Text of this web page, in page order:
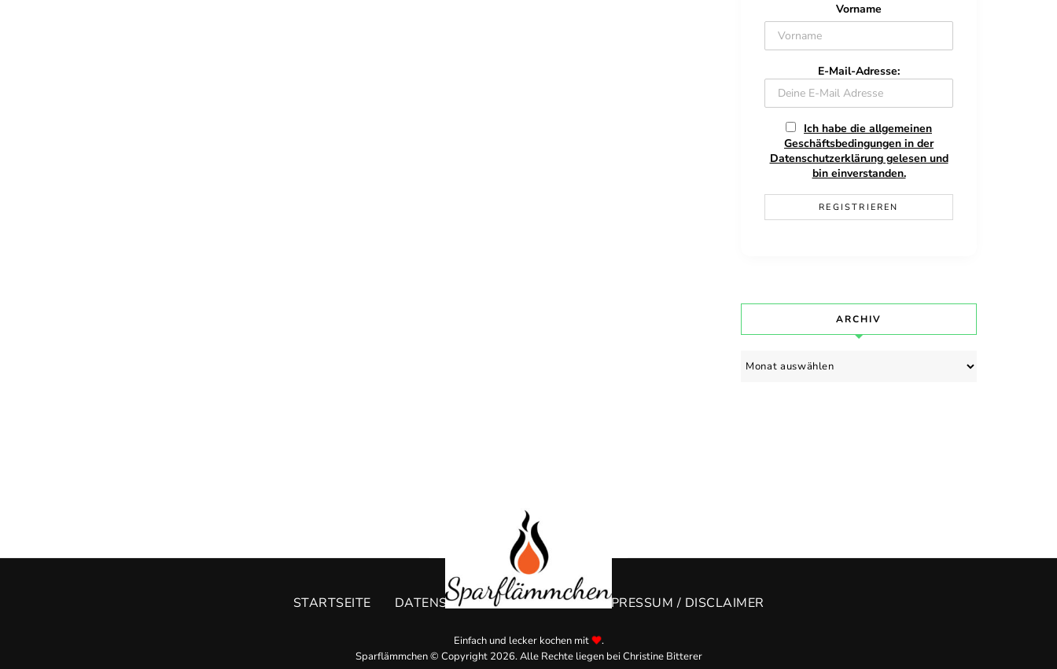
Vorname
E-Mail-Adresse:
Ich habe die allgemeinen
Geschäftsbedingungen in der
Datenschutzerklärung gelesen und
bin einverstanden.
ARCHIV
Archiv
STARTSEITE DATENSCHUTZERKLÄRUNG IMPRESSUM / DISCLAIMER
Einfach und lecker kochen mit
.
Sparflämmchen © Copyright 2026. Alle Rechte liegen bei Christine Bitterer